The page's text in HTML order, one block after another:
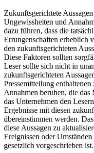
Zukunftsgerichtete
Ungewissheiten und
dazu führen, dass die
Errungenschaften erheblich
den zukunftsgerichteten
Diese Faktoren sollten
Leser sollte sich nicht in
zukunftsgerichteten
Pressemitteilung
Annahmen beruhen, die
das Unternehmen den
Ergebnisse mit diesen
übereinstimmen werden.
diese Aussagen zu
Ereignissen oder
gesetzlich vorgeschrieben ist.